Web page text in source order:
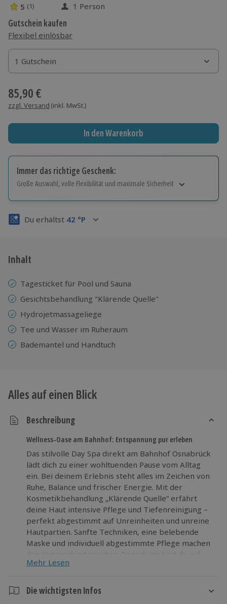
5 Sterne von 5 aus 1 Bewertungen
5 (1) 1 Person
Gutschein kaufen
Flexibel einlösbar
1 Gutschein
1 Gutschein
1 Gutschein
85,90 €
zzgl. Versand (inkl. MwSt.)
In den Warenkorb
Immer das richtige Geschenk:
Große Auswahl, volle Flexibilität und maximale Sicherheit
Volle Flexibilität
3 Jahre gültig & verlängerbar.
Du erhältst 42 °P
Inhalt
Tagesticket für Pool und Sauna
Gesichtsbehandlung "Klärende Quelle"
Hydrojetmassageliege
Tee und Wasser im Ruheraum
Bademantel und Handtuch
Alles auf einen Blick
Beschreibung
Wellness-Oase am Bahnhof: Entspannung pur erleben
Das stilvolle Day Spa direkt am Bahnhof Osnabrück
lädt dich zu einer wohltuenden Pause vom Alltag
ein. Bei deinem Erlebnis steht alles im Zeichen von
Ruhe, Balance und frischer Energie. Mit der
Kosmetikbehandlung „Klärende Quelle“ erfährt
deine Haut intensive Pflege und Tiefenreinigung –
perfekt abgestimmt auf Unreinheiten und unreine
Hautpartien. Sanfte Techniken, eine belebende
Maske und individuell abgestimmte Pflege machen
den Unterschied spürbar. Danach gleitest du auf
der Hydrojet Massageliege in eine tiefe,
Wasserstrahlen sanft für neue Leichtigkeit sorgen.
Im Anschluss erwartet dich pure Erholung im Pool
Mehr Lesen
Die wichtigsten Infos